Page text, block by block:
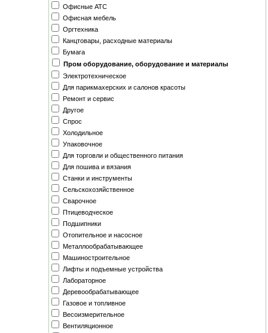
Офисные АТС
Офисная мебель
Оргтехника
Канцтовары, расходные материалы
Бумага
Пром оборудование, оборудование и материалы
Электротехническое
Для парикмахерских и салонов красоты
Ремонт и сервис
Другое
Спрос
Холодильное
Упаковочное
Для торговли и общественного питания
Для пошива и вязания
Станки и инструменты
Сельскохозяйственное
Сварочное
Птицеводческое
Подшипники
Отопительное и насосное
Металлообрабатывающее
Машиностроительное
Лифты и подъемные устройства
Лабораторное
Деревообрабатывающее
Газовое и топливное
Весоизмерительное
Вентиляционное